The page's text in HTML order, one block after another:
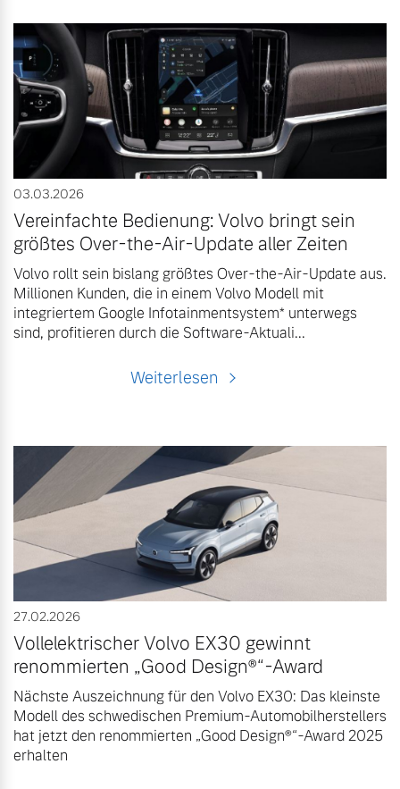
03.03.2026
Vereinfachte Bedienung: Volvo bringt sein
größtes Over-the-Air-Update aller Zeiten
Volvo rollt sein bislang größtes Over-the-Air-Update aus.
Millionen Kunden, die in einem Volvo Modell mit
integriertem Google Infotainmentsystem* unterwegs
sind, profitieren durch die Software-Aktuali...
Weiterlesen
27.02.2026
Vollelektrischer Volvo EX30 gewinnt
renommierten „Good Design®“-Award
Nächste Auszeichnung für den Volvo EX30: Das kleinste
Modell des schwedischen Premium-Automobilherstellers
hat jetzt den renommierten „Good Design®“-Award 2025
erhalten